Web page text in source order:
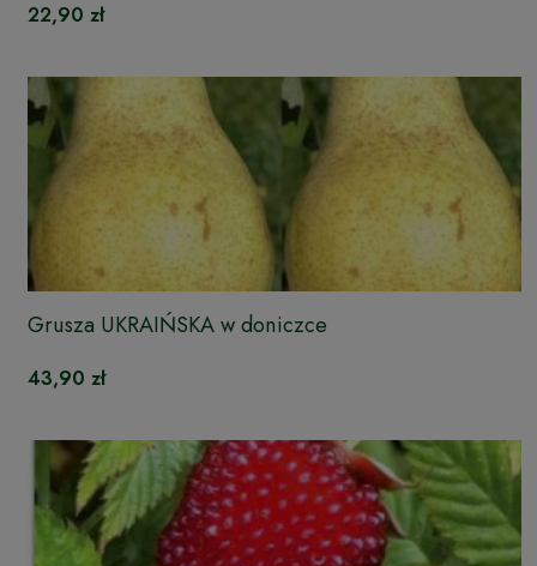
22,90 zł
Grusza UKRAIŃSKA w doniczce
43,90 zł